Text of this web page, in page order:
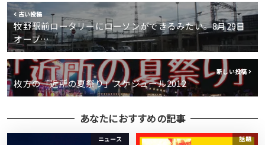
古い投稿
牧野駅前ロータリーにローソンができるみたい。8月29日
オープ…
新しい投稿
枚方の「近所の夏祭り」スケジュール2012
あなたにおすすめの記事
ニュース 話題